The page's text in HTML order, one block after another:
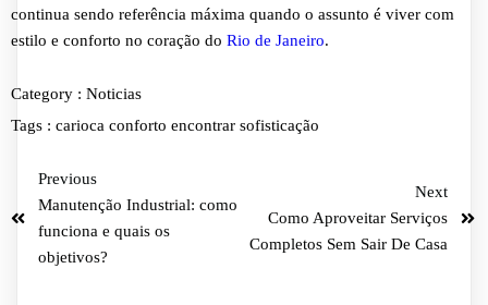
continua sendo referência máxima quando o assunto é viver com
estilo e conforto no coração do Rio de Janeiro.
Category : Noticias
Tags : carioca conforto encontrar sofisticação
Previous
Manutenção Industrial: como
funciona e quais os
objetivos?
Next
Como Aproveitar Serviços
Completos Sem Sair De Casa